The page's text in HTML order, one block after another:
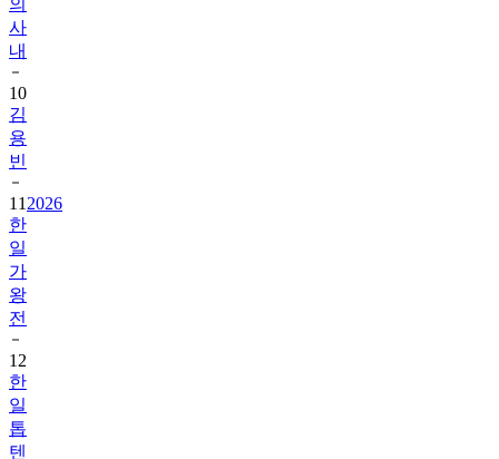
사
내
10
김
용
빈
11 2026
한
일
가
왕
전
12
한
일
톱
텐